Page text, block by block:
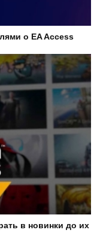
о EA Access
в новинки до их